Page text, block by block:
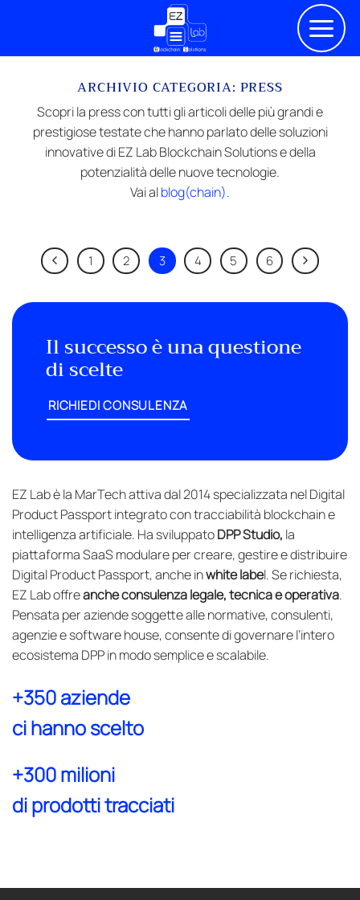
ARCHIVIO CATEGORIA: PRESS
Scopri la press con tutti gli articoli delle più grandi e
prestigiose testate che hanno parlato delle soluzioni
innovative di EZ Lab Blockchain Solutions e della
potenzialità delle nuove tecnologie.
Vai alblog(chain).
1 2 3 4 5 6
Il successo è una questione
di scelte
RICHIEDI CONSULENZA
EZ Lab è la MarTech attiva dal 2014 specializzata nel Digital
Product Passport integrato con tracciabilità blockchain e
intelligenza artificiale. Ha sviluppatoDPP Studio, la
piattaforma SaaS modulare per creare, gestire e distribuire
Digital Product Passport, anche inwhite label. Se richiesta,
EZ Lab offreanche consulenza legale, tecnica e operativa.
Pensata per aziende soggette alle normative, consulenti,
agenzie e software house, consente di governare l’intero
ecosistema DPP in modo semplice e scalabile.
+350 aziende
ci hanno scelto
+300 milioni
di prodotti tracciati